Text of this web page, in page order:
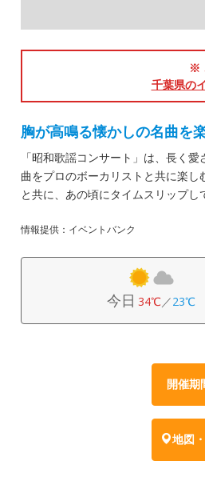
※
千葉県の
胸が高鳴る懐かしの名曲を
「昭和歌謡コンサート」は、長く
曲をプロのボーカリストと共に楽
と共に、あの頃にタイムスリップし
情報提供：イベントバンク
今日 34℃／23℃
開催期
地図